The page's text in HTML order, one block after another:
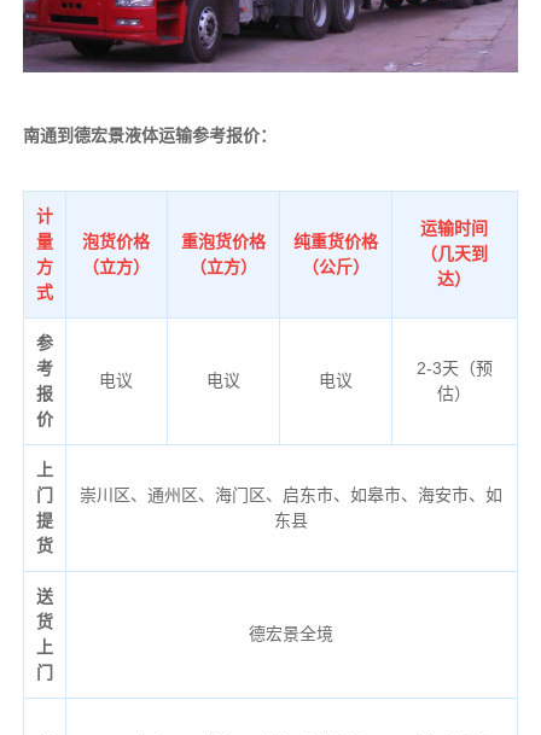
南通到德宏景液体运输参考报价：
计
量
方
式
泡货价格
（立方）
重泡货价格
（立方）
纯重货价格
（公斤）
运输时间
（几天到
达）
参
考
报
价
电议 电议 电议
2-3天（预
估）
上
门
提
货
崇川区、通州区、海门区、启东市、如皋市、海安市、如
东县
送
货
上
门
德宏景全境